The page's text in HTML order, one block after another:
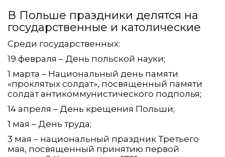
В Польше праздники делятся на
государственные и католические
Среди государственных:
19 февраля – День польской науки;
1 марта – Национальный день памяти
«проклятых солдат», посвященный памяти
солдат антикоммунистического подполья;
14 апреля – День крещения Польши;
1 мая – День труда;
3 мая – национальный праздник Третьего
мая, посвященный принятию первой